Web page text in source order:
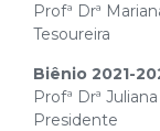
Profª Drª
Tesoureira
Biênio 2021-
Profª Drª
Presidente